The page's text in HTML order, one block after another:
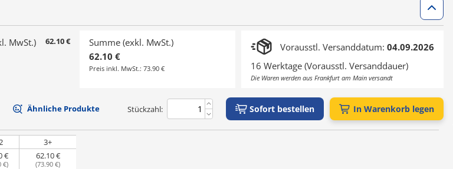
MwSt.) 62.10 €
Summe (exkl. MwSt.)
62.10 €
Preis inkl. MwSt.: 73.90 €
Vorausstl. Versanddatum: 04.09.2026
16 Werktage (Vorausstl. Versanddauer)
Die Waren werden aus Frankfurt am Main versandt
Ähnliche Produkte Stückzahl: Sofort bestellen In Warenkorb legen
3+
€
€)
62.10 €
(73.90 €)